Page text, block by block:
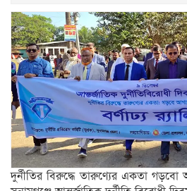
দুর্নীতির বিরুদ্ধে তারুণ্যের একতা গড়বো